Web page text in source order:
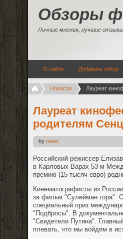
Обзоры
Личные мнения, лучшие отзывы
О сайте Добавить обзор
Новости
Лауреат
родителям
by news
Российский режиссер
в Карловых Варах 53-м
премию (15 тысяч евро)
Кинематографисты из
за фильм "Сулейман гора".
специальный приз
"Подбросы". В
"Свидетели Путина".
плевать, что мы войдем в